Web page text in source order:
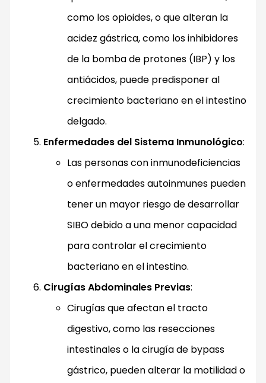
como los opioides, o que alteran la
acidez gástrica, como los inhibidores
de la bomba de protones (IBP) y los
antiácidos, puede predisponer al
crecimiento bacteriano en el intestino
delgado.
Enfermedades del Sistema Inmunológico:
Las personas con inmunodeficiencias
o enfermedades autoinmunes pueden
tener un mayor riesgo de desarrollar
SIBO debido a una menor capacidad
para controlar el crecimiento
bacteriano en el intestino.
Cirugías Abdominales Previas:
Cirugías que afectan el tracto
digestivo, como las resecciones
intestinales o la cirugía de bypass
gástrico, pueden alterar la motilidad o